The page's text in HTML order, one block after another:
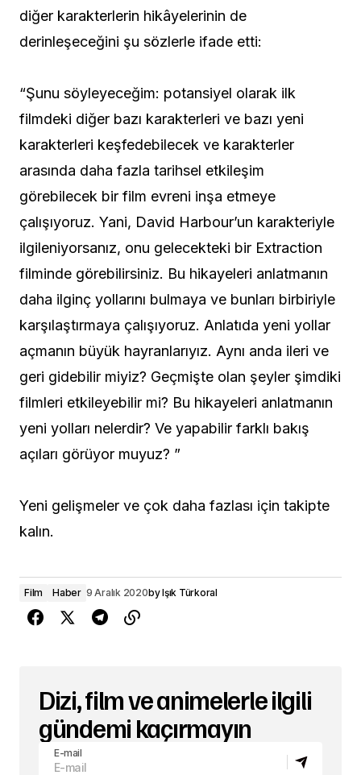
diğer karakterlerin hikâyelerinin de
derinleşeceğini şu sözlerle ifade etti:
“Şunu söyleyeceğim: potansiyel olarak ilk
filmdeki diğer bazı karakterleri ve bazı yeni
karakterleri keşfedebilecek ve karakterler
arasında daha fazla tarihsel etkileşim
görebilecek bir film evreni inşa etmeye
çalışıyoruz. Yani, David Harbour’un karakteriyle
ilgileniyorsanız, onu gelecekteki bir Extraction
filminde görebilirsiniz. Bu hikayeleri anlatmanın
daha ilginç yollarını bulmaya ve bunları birbiriyle
karşılaştırmaya çalışıyoruz. Anlatıda yeni yollar
açmanın büyük hayranlarıyız. Aynı anda ileri ve
geri gidebilir miyiz? Geçmişte olan şeyler şimdiki
filmleri etkileyebilir mi? Bu hikayeleri anlatmanın
yeni yolları nelerdir? Ve yapabilir farklı bakış
açıları görüyor muyuz? ”
Yeni gelişmeler ve çok daha fazlası için takipte
kalın.
Film Haber 9 Aralık 2020byIşık Türkoral
Dizi, film ve animelerle ilgili
gündemi kaçırmayın
E-mail